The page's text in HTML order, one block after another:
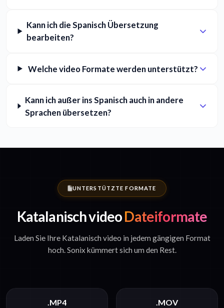
Kann ich die Spanisch Übersetzung
bearbeiten?
Welche video Formate werden unterstützt?
Kann ich außer ins Spanisch auch in andere
Sprachen übersetzen?
UNTERSTÜTZTE FORMATE
Katalanisch videoDateiformate
Laden Sie Ihre Katalanisch video in jedem gängigen Format
hoch. Sonix kümmert sich um den Rest.
.MP4 .MOV